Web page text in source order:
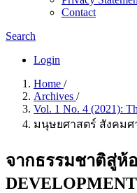
Contact
Search
Login
Home /
Archives /
Vol. 1 No. 4 (2021):
มนุษยศาสตร์ สังคมศ
จากธรรมชาติสู่ห้